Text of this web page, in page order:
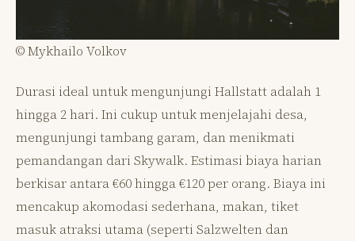
© Mykhailo Volkov
Durasi ideal untuk mengunjungi Hallstatt adalah 1
hingga 2 hari. Ini cukup untuk menjelajahi desa,
mengunjungi tambang garam, dan menikmati
pemandangan dari Skywalk. Estimasi biaya harian
berkisar antara €60 hingga €120 per orang. Biaya ini
mencakup akomodasi sederhana, makan, tiket
masuk atraksi utama (seperti Salzwelten dan